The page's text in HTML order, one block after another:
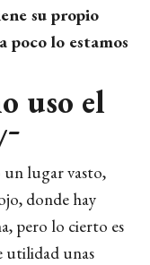
su propio
poco lo estamos
uso el
un lugar vasto,
donde hay
pero lo cierto es
utilidad unas